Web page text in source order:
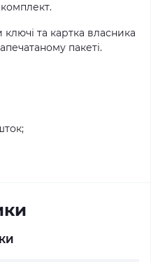
та картка власника
пакеті.